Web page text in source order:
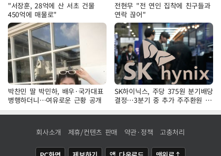
"서장훈, 28억에 산 서초 건물
450억에 매물로"
전현무 "전 연인 집착에 친구들과
연락 끊어"
박찬민 딸 박민하, 배우·국가대표
병행하더니…여유로운 근황 공개
SK하이닉스, 주당 375원 분기배당
결정…3분기 중 추가 주주환원 발
표
회사소개 제휴/컨텐츠 판매 약관·정책 고충처리